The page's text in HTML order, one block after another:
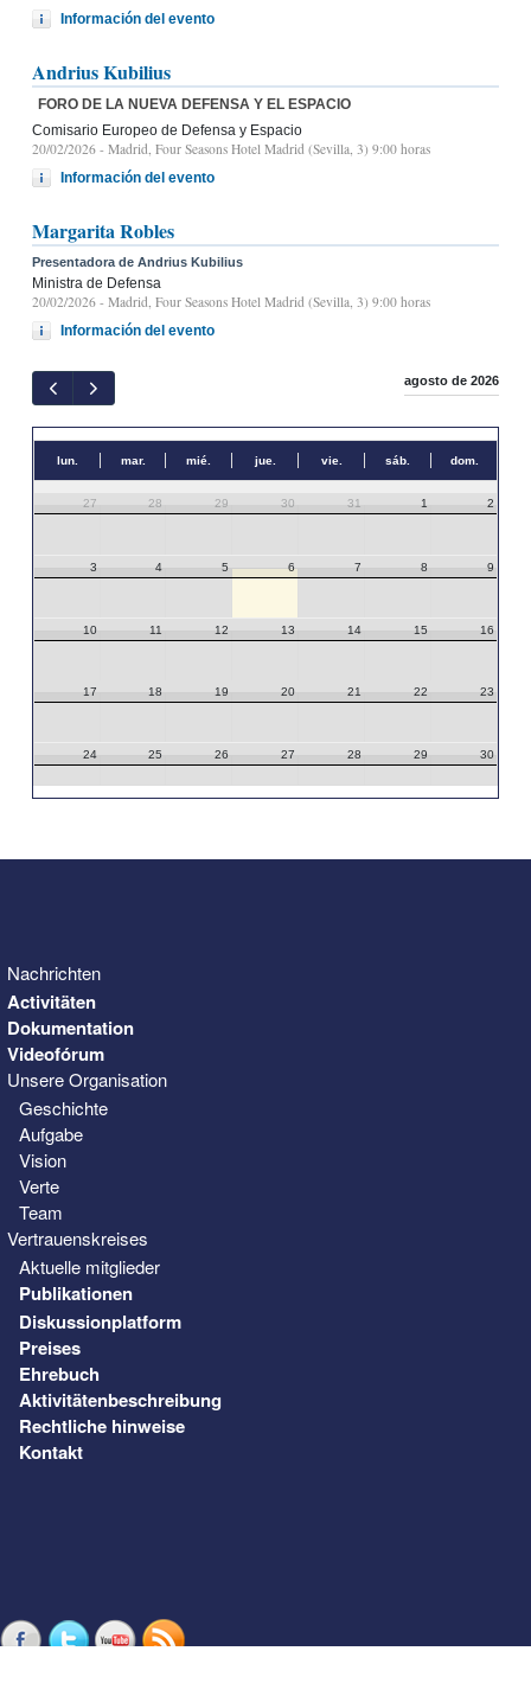
Información del evento
Andrius Kubilius
FORO DE LA NUEVA DEFENSA Y EL ESPACIO
Comisario Europeo de Defensa y Espacio
20/02/2026 - Madrid, Four Seasons Hotel Madrid (Sevilla, 3) 9:00 horas
Información del evento
Margarita Robles
Presentadora de Andrius Kubilius
Ministra de Defensa
20/02/2026 - Madrid, Four Seasons Hotel Madrid (Sevilla, 3) 9:00 horas
Información del evento
agosto de 2026
lun. mar. mié. jue. vie. sáb. dom.
27 28 29 30 31 1 2
3 4 5 6 7 8 9
10 11 12 13 14 15 16
17 18 19 20 21 22 23
24 25 26 27 28 29 30
Nachrichten
Activitäten
Dokumentation
Videofórum
Unsere Organisation
Geschichte
Aufgabe
Vision
Verte
Team
Vertrauenskreises
Aktuelle mitglieder
Publikationen
Diskussionplatform
Preises
Ehrebuch
Aktivitätenbeschreibung
Rechtliche hinweise
Kontakt